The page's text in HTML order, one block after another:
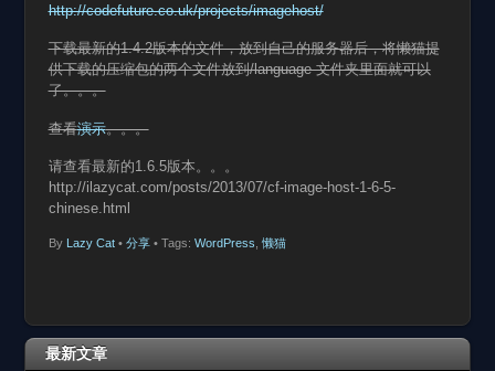
http://codefuture.co.uk/projects/imagehost/
下载最新的1.4.2版本的文件，放到自己的服务器后，将懒猫提
供下载的压缩包的两个文件放到/language 文件夹里面就可以
了。。。
查看演示。。。
请查看最新的1.6.5版本。。。
http://ilazycat.com/posts/2013/07/cf-image-host-1-6-5-
chinese.html
By Lazy Cat• 分享 • Tags: WordPress 懒猫
最新文章